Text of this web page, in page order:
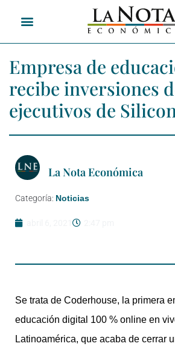
Empresa de
recibe inversiones
ejecutivos de
La Nota Económica
Categoría: Noticias
Se trata de Coderhouse, la primera
educación digital 100 % online en
Latinoamérica, que acaba de cerrar